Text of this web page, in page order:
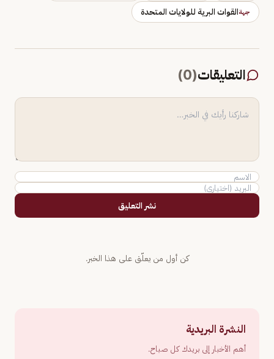
جهةالقوات البرية للولايات المتحدة
التعليقات(
0
)
نشر التعليق
كن أول من يعلّق على هذا الخبر.
النشرة البريدية
أهم الأخبار إلى بريدك كل صباح.